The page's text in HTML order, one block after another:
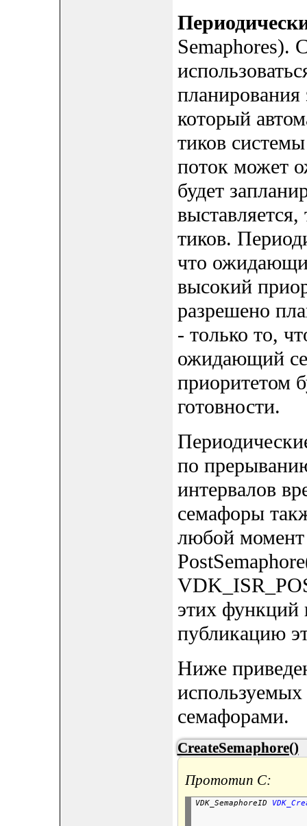
Semaphores).
планирования
который
тиков
поток может
будет
тиков.
что
высокий
разрешено
- только то,
ожидающий
приоритетом
готовности.
по
интервалов
семафоры
любой
этих функций
публикацию
Ниже
семафорами.
CreateSemaphore()
Прототип C:
VDK_SemaphoreID